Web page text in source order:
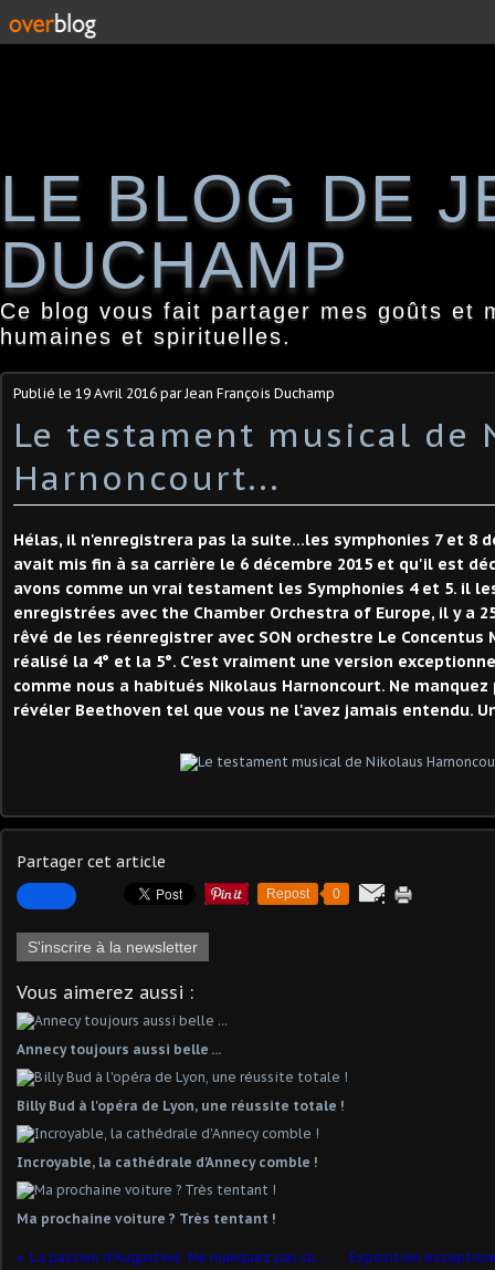
LE BLOG DE
DUCHAMP
Ce blog vous fait partager mes goûts et
humaines et spirituelles.
Publié le 19 Avril 2016 par Jean François Duchamp
Le testament musical de
Harnoncourt...
Hélas, il n'enregistrera pas la suite...les symphonies 7 et 8
avait mis fin à sa carrière le 6 décembre 2015 et qu'il est
avons comme un vrai testament les Symphonies 4 et 5. il
enregistrées avec the Chamber Orchestra of Europe, il y a
rêvé de les réenregistrer avec SON orchestre Le Concentus
réalisé la 4° et la 5°. C'est vraiment une version
comme nous a habitués Nikolaus Harnoncourt. Ne manquez
révéler Beethoven tel que vous ne l'avez jamais entendu.
Partager cet article
Repost 0
S'inscrire à la newsletter
Vous aimerez aussi :
Annecy toujours aussi belle ...
Billy Bud à l'opéra de Lyon, une réussite totale !
Incroyable, la cathédrale d'Annecy comble !
Ma prochaine voiture ? Très tentant !
La passion d'Augustine. Ne manquez pas son film